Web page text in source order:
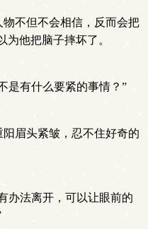
不但不会相信，反而会把
他把脑子摔坏了。
是有什么要紧的事情？”
眉头紧皱，忍不住好奇的
办法离开，可以让眼前的